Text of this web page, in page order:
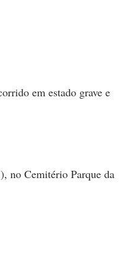
em estado grave e
no Cemitério Parque da